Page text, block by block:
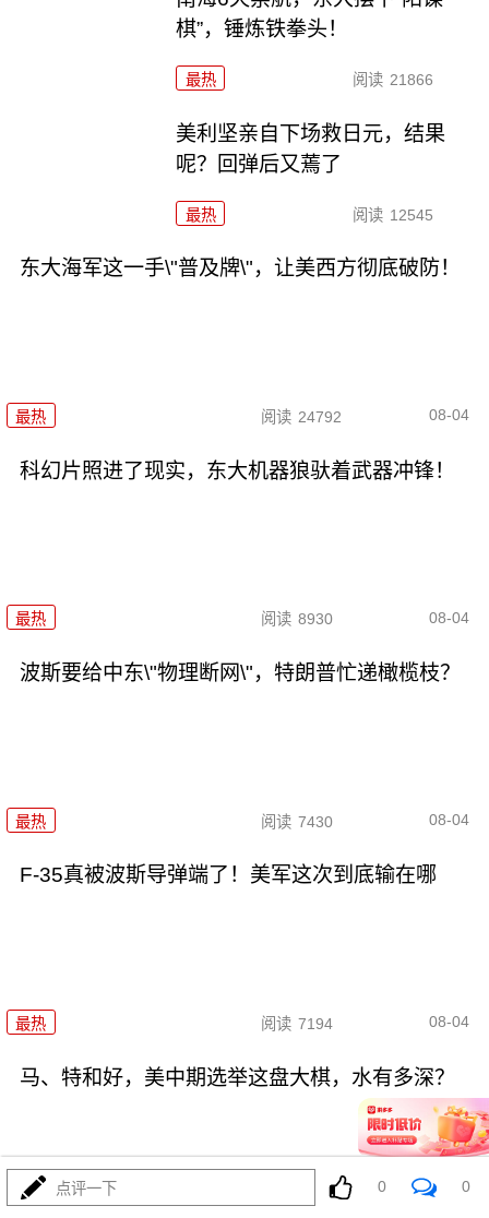
棋”，锤炼铁拳头！
最热 阅读 21866
美利坚亲自下场救日元，结果
呢？回弹后又蔫了
最热 阅读 12545
东大海军这一手\"普及牌\"，让美西方彻底破防！
最热 阅读 24792 08-04
科幻片照进了现实，东大机器狼驮着武器冲锋！
最热 阅读 8930 08-04
波斯要给中东\"物理断网\"，特朗普忙递橄榄枝？
最热 阅读 7430 08-04
F-35真被波斯导弹端了！美军这次到底输在哪
最热 阅读 7194 08-04
马、特和好，美中期选举这盘大棋，水有多深？
点评一下 0 0